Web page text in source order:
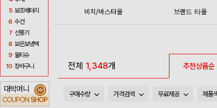
5 보조배터리
6 수건
7 선풍기
8 보온보냉백
9 물티슈
10 장바구니
대박머니
COUPON SHOP
₩
비치/바스타올
브랜드 타올
전체 1,348개 추천상품순
구매수량 가격검색 무료제공 제품